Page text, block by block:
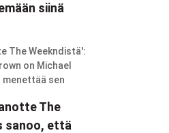
siinä
The
sanoo, että